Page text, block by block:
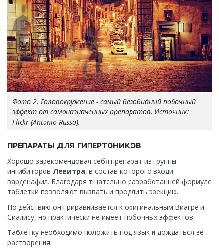
Фото 2. Головокружение - самый безобидный побочный
эффект от самоназначенных препаратов. Источник:
Flickr (Antonio Russo).
ПРЕПАРАТЫ ДЛЯ ГИПЕРТОНИКОВ
Хорошо зарекомендовал себя препарат из группы
ингибиторов Левитра, в состав которого входит
варденафил. Благодаря тщательно разработанной формуле
таблетки позволяют вызвать и продлить эрекцию.
По действию он приравнивается к оригинальным Виагре и
Сиалису, но практически не имеет побочных эффектов.
Таблетку необходимо положить под язык и дождаться ее
растворения.